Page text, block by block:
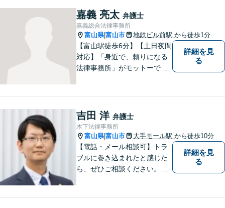
の声にしっかり耳を傾ける姿
勢は変わりません。
嘉義 亮太 弁護士
嘉義総合法律事務所
富山県|富山市 地鉄ビル前駅 から徒歩1分
【富山駅徒歩6分】【土日夜間
対応】「身近で、頼りになる
法律事務所」がモットーで
す。お悩みになる前に、ご相
談ください。【24Hメール受
付】
詳細を見
る
吉田 洋 弁護士
木下法律事務所
富山県|富山市 大手モール駅 から徒歩10分
【電話・メール相談可】トラ
ブルに巻き込まれたと感じた
ら、ぜひご相談ください。離
詳細を見
る